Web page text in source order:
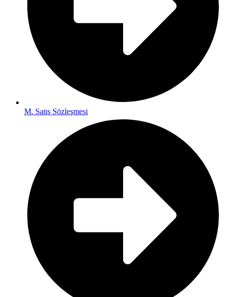
M. Satış Sözleşmesi